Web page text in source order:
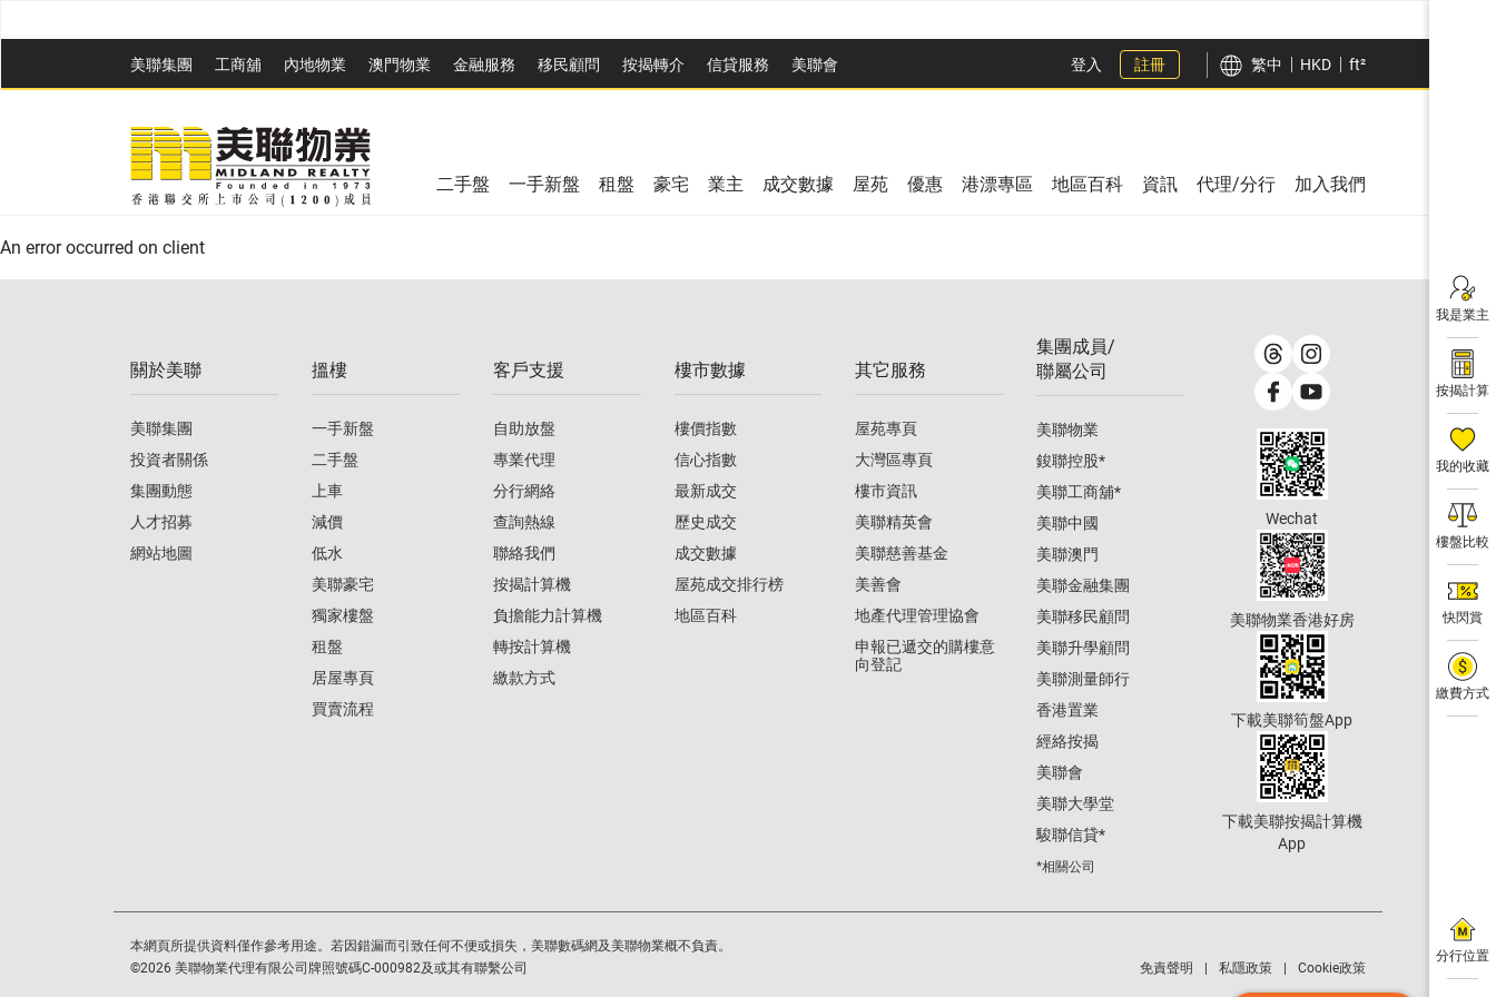
美聯集團 工商舖 內地物業 澳門物業 金融服務 移民顧問 按揭轉介 信貸服務 美聯會 登入 註冊 繁中 HKD ft²
我是業主
按揭計算
我的收藏
樓盤比較
快閃賞
繳費方式
分行位置
二手盤 一手新盤 租盤 豪宅 業主 成交數據 屋苑 優惠 港漂專區 地區百科 資訊 代理/分行 加入我們
An error occurred on client
關於美聯
美聯集團
投資者關係
集團動態
人才招募
網站地圖
搵樓
一手新盤
二手盤
上車
減價
低水
美聯豪宅
獨家樓盤
租盤
居屋專頁
買賣流程
客戶支援
自助放盤
專業代理
分行網絡
查詢熱線
聯絡我們
按揭計算機
負擔能力計算機
轉按計算機
繳款方式
樓市數據
樓價指數
信心指數
最新成交
歷史成交
成交數據
屋苑成交排行榜
地區百科
其它服務
屋苑專頁
大灣區專頁
樓市資訊
美聯精英會
美聯慈善基金
美善會
地產代理管理協會
申報已遞交的購樓意
向登記
集團成員/
聯屬公司
美聯物業
鋑聯控股*
美聯工商舖*
美聯中國
美聯澳門
美聯金融集團
美聯移民顧問
美聯升學顧問
美聯測量師行
香港置業
經絡按揭
美聯會
美聯大學堂
駿聯信貸*
*相關公司
Wechat
美聯物業香港好房
下載美聯筍盤App
下載美聯按揭計算機
App
本網頁所提供資料僅作參考用途。若因錯漏而引致任何不便或損失，美聯數碼網及美聯物業概不負責。
©2026 美聯物業代理有限公司牌照號碼C-000982及或其有聯繫公司 免責聲明 私隱政策 Cookie政策